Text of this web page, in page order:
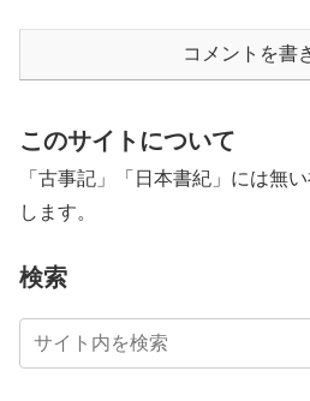
コメントを書
このサイトについて
「古事記」「日本書紀」には無
します。
検索